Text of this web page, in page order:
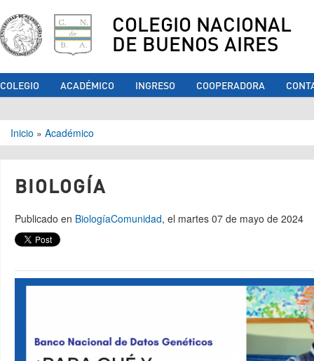
COLEGIO NACIONAL
DE BUENOS AIRES
COLEGIO ACADÉMICO INGRESO COOPERADORA
Se encuentra usted aquí
Inicio » Académico
BIOLOGÍA
Publicado en BiologíaComunidad, el martes 07 de mayo de 2024